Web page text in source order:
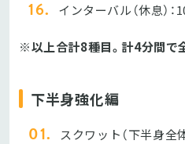
インターバル（休息）：
※以上合計8種目。計4分間で
下半身強化編
スクワット（下半身全